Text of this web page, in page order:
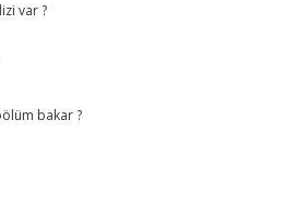
var ?
bakar ?